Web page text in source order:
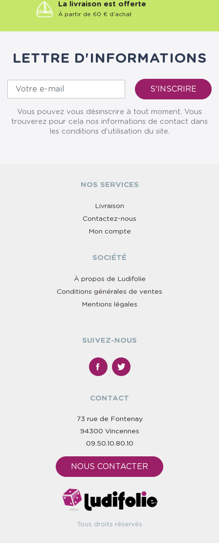
La livraison est offerte
À partir de 60 € d'achat
LETTRE D'INFORMATIONS
Vous pouvez vous désinscrire à tout moment. Vous
trouverez pour cela nos informations de contact dans
les conditions d'utilisation du site.
NOS SERVICES
Livraison
Contactez-nous
Mon compte
SOCIÉTÉ
À propos de Ludifolie
Conditions générales de ventes
Mentions légales
SUIVEZ-NOUS
CONTACT
73 rue de Fontenay
94300 Vincennes
09.50.10.80.10
NOUS CONTACTER
Tous droits réservés